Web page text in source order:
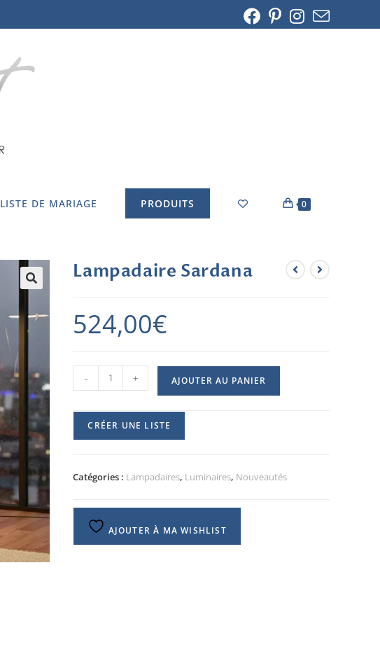
LISTE DE MARIAGE PRODUITS 0
Lampadaire Sardana
524,00€
- + AJOUTER AU PANIER
CRÉER UNE LISTE
Catégories : Lampadaires, Luminaires, Nouveautés
AJOUTER À MA WISHLIST